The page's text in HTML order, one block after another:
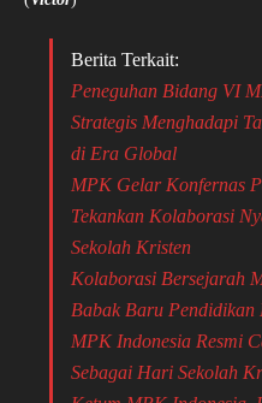
Berita Terkait:
Peneguhan Bidang VI
Strategis Menghadapi
di Era Global
MPK Gelar Konfernas
Tekankan Kolaborasi
Sekolah Kristen
Kolaborasi Bersejarah
Babak Baru Pendidikan
MPK Indonesia Resmi
Sebagai Hari Sekolah